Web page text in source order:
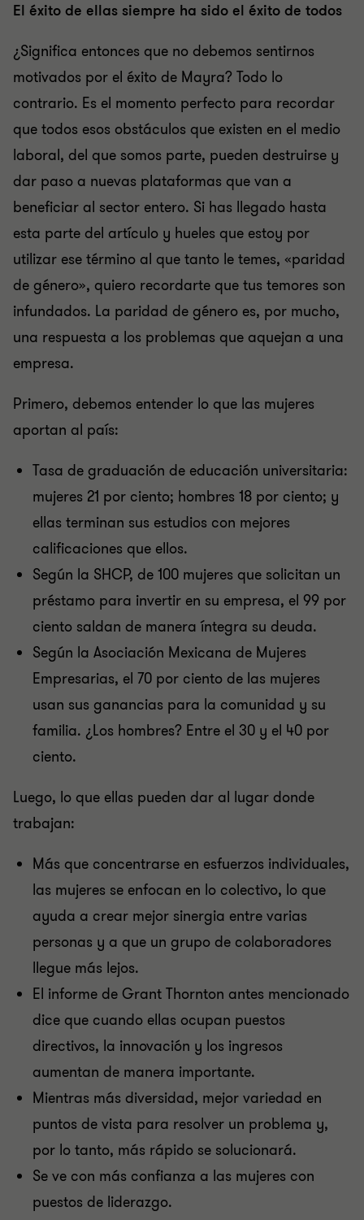
El éxito de ellas siempre ha sido el éxito de todos
¿Significa entonces que no debemos sentirnos
motivados por el éxito de Mayra? Todo lo
contrario. Es el momento perfecto para recordar
que todos esos obstáculos que existen en el medio
laboral, del que somos parte, pueden destruirse y
dar paso a nuevas plataformas que van a
beneficiar al sector entero. Si has llegado hasta
esta parte del artículo y hueles que estoy por
utilizar ese término al que tanto le temes, «paridad
de género», quiero recordarte que tus temores son
infundados. La paridad de género es, por mucho,
una respuesta a los problemas que aquejan a una
empresa.
Primero, debemos entender lo que las mujeres
aportan al país:
Tasa de graduación de educación universitaria:
mujeres 21 por ciento; hombres 18 por ciento; y
ellas terminan sus estudios con mejores
calificaciones que ellos.
Según la SHCP, de 100 mujeres que solicitan un
préstamo para invertir en su empresa, el 99 por
ciento saldan de manera íntegra su deuda.
Según la Asociación Mexicana de Mujeres
Empresarias, el 70 por ciento de las mujeres
usan sus ganancias para la comunidad y su
familia. ¿Los hombres? Entre el 30 y el 40 por
ciento.
Luego, lo que ellas pueden dar al lugar donde
trabajan:
Más que concentrarse en esfuerzos individuales,
las mujeres se enfocan en lo colectivo, lo que
ayuda a crear mejor sinergia entre varias
personas y a que un grupo de colaboradores
llegue más lejos.
El informe de Grant Thornton antes mencionado
dice que cuando ellas ocupan puestos
directivos, la innovación y los ingresos
aumentan de manera importante.
Mientras más diversidad, mejor variedad en
puntos de vista para resolver un problema y,
por lo tanto, más rápido se solucionará.
Se ve con más confianza a las mujeres con
puestos de liderazgo.